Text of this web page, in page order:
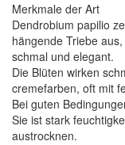
Merkmale der Art
Dendrobium papilio
hängende Triebe
schmal und elegant.
Die Blüten wirken
cremefarben, oft mit
Bei guten
Sie ist stark
austrocknen.